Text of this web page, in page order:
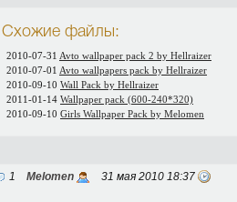
Схожие файлы:
2010-07-31 Avto wallpaper pack 2 by Hellraizer
2010-07-01 Avto wallpapers pack by Hellraizer
2010-09-10 Wall Pack by Hellraizer
2011-01-14 Wallpaper pack (600-240*320)
2010-09-10 Girls Wallpaper Pack by Melomen
1 Melomen 31 мая 2010 18:37